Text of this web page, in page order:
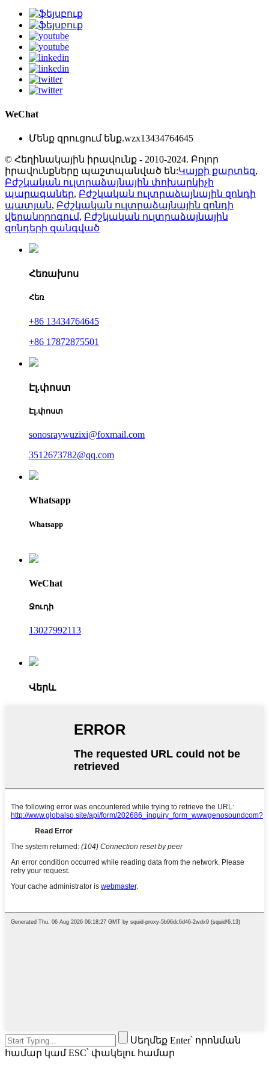
WeChat
Մենք զրուցում ենք.wzx13434764645
© Հեղինակային իրավունք - 2010-2024. Բոլոր
իրավունքները պաշտպանված են:Կայքի քարտեզ,
Բժշկական ուլտրաձայնային փոխարկիչի
պարագաներ, Բժշկական ուլտրաձայնային զոնդի
պատյան, Բժշկական ուլտրաձայնային զոնդի
վերանորոգում, Բժշկական ուլտրաձայնային
զոնդերի զանգված
Հեռախոս
Հեռ
+86 13434764645
+86 17872875501
Էլ.փոստ
Էլ.փոստ
sonosraywuzixi@foxmail.com
3512673782@qq.com
Whatsapp
Whatsapp
WeChat
Ջուդի
13027992113
Վերև
Սեղմեք Enter՝ որոնման
համար կամ ESC՝ փակելու համար